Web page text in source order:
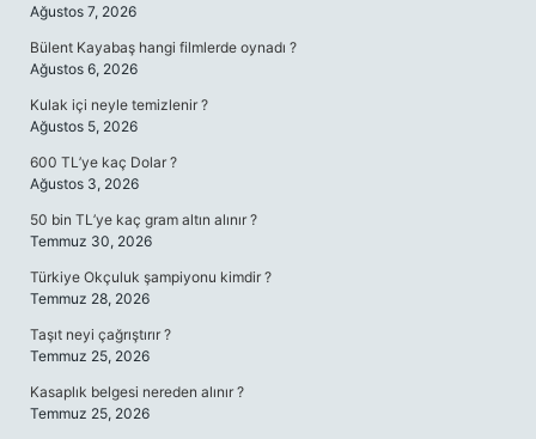
Ağustos 7, 2026
Bülent Kayabaş hangi filmlerde oynadı ?
Ağustos 6, 2026
Kulak içi neyle temizlenir ?
Ağustos 5, 2026
600 TL’ye kaç Dolar ?
Ağustos 3, 2026
50 bin TL’ye kaç gram altın alınır ?
Temmuz 30, 2026
Türkiye Okçuluk şampiyonu kimdir ?
Temmuz 28, 2026
Taşıt neyi çağrıştırır ?
Temmuz 25, 2026
Kasaplık belgesi nereden alınır ?
Temmuz 25, 2026